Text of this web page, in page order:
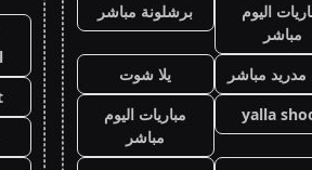
اليوم
مباشر
برشلونة مباشر
مدريد مباشر
يلا شوت
yalla
مباريات اليوم
مباشر